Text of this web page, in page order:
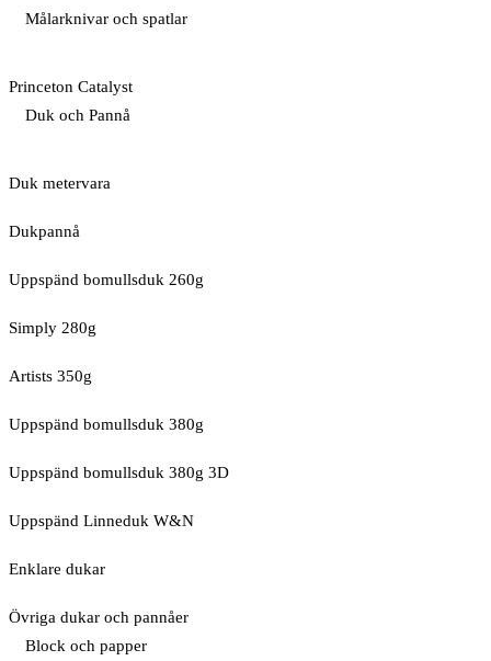
Målarknivar och spatlar
Princeton Catalyst
Duk och Pannå
Duk metervara
Dukpannå
Uppspänd bomullsduk 260g
Simply 280g
Artists 350g
Uppspänd bomullsduk 380g
Uppspänd bomullsduk 380g 3D
Uppspänd Linneduk W&N
Enklare dukar
Övriga dukar och pannåer
Block och papper